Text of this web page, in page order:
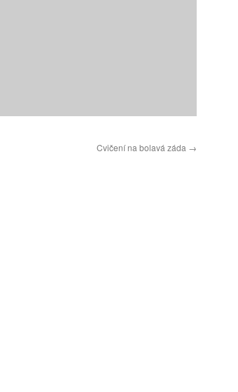
Cvičení na bolavá záda →